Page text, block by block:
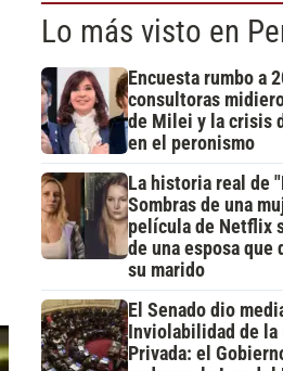
Lo más visto en
Encuesta rumbo a
consultoras
de Milei y la crisis
en el peronismo
La historia real de
Sombras de una
película de Netflix
de una esposa que
su marido
El Senado dio
Inviolabilidad de la
Privada: el